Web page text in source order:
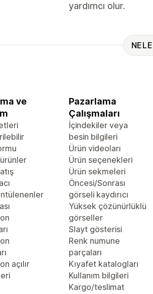
yardımcı olur.
ve
açılır
Pazarlama
Çalışmaları
İçindekiler veya
besin bilgileri
Ürün videoları
Ürün seçenekleri
Ürün sekmeleri
Öncesi/Sonrası
görseli kaydırıcı
Yüksek çözünürlüklü
görseller
Slayt gösterisi
Renk numune
parçaları
Kıyafet katalogları
Kullanım bilgileri
Kargo/teslimat